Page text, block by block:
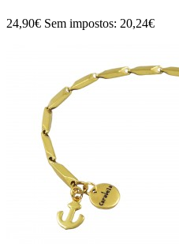
24,90€ Sem impostos: 20,24€